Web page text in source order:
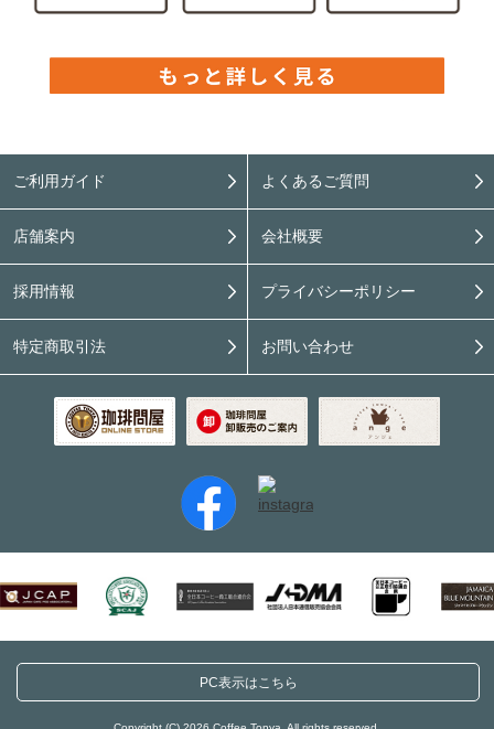
ご利用ガイド よくあるご質問
店舗案内 会社概要
採用情報 プライバシーポリシー
特定商取引法 お問い合わせ
PC表示はこちら